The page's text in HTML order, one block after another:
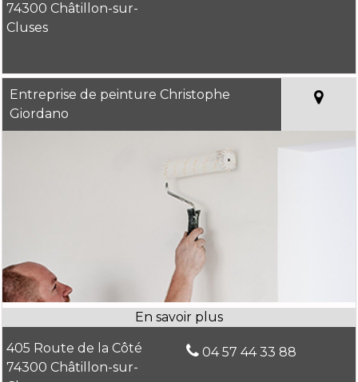
74300 Châtillon-sur-
Cluses
Entreprise de peinture Christophe
Giordano
405 Route de la Côté
74300 Châtillon-sur-
04 57 44 33 88